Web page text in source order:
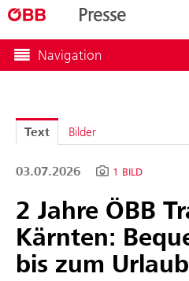
Presse
Navigation
Text Bilder
03.07.2026 1 BILD
2 Jahre ÖBB
Kärnten:
bis zum